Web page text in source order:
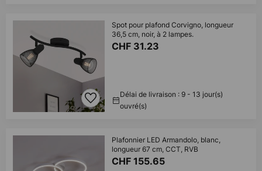
Spot pour plafond Corvigno, longueur
36,5 cm, noir, à 2 lampes.
CHF 31.23
Délai de livraison : 9 - 13 jour(s)
ouvré(s)
Plafonnier LED Armandolo, blanc,
longueur 67 cm, CCT, RVB
CHF 155.65